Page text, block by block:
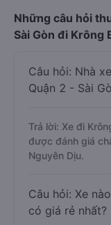
Những câu hỏi
Sài Gòn đi Krông
Câu hỏi: Nhà
Quận 2 - Sài
Trả lời: Xe đi
được đánh giá
Nguyên Dịu.
Câu hỏi: Xe
có giá rẻ nhất?